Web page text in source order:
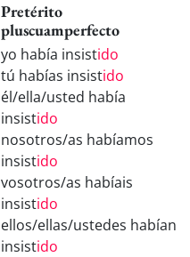
Pretérito
pluscuamperfecto
yo había insistido
tú habías insistido
él/ella/usted había
insistido
nosotros/as habíamos
insistido
vosotros/as habíais
insistido
ellos/ellas/ustedes habían
insistido